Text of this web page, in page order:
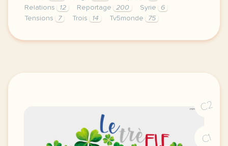
Relations
12 Reportage 200 Syrie
6
Tensions
7 Trois 14 Tv5monde 75
le respect de votre vie privee est une priorite
C2
C1